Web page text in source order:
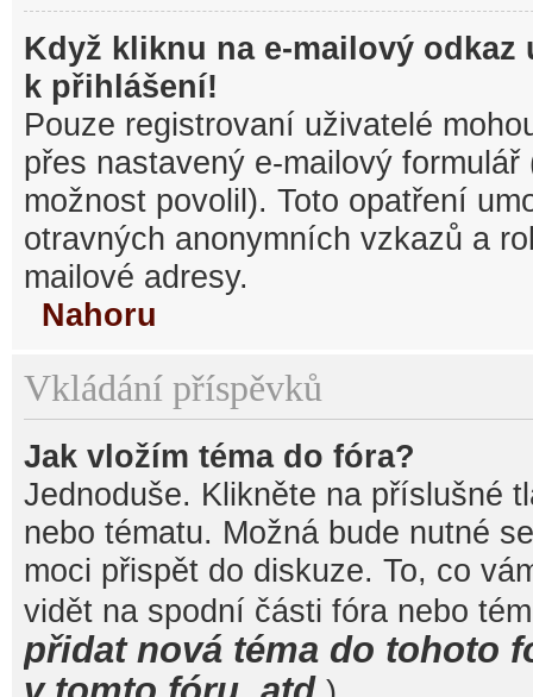
Když kliknu na e-mailový odkaz
k přihlášení!
Pouze registrovaní uživatelé
přes nastavený e-mailový
možnost povolil). Toto opatření
otravných anonymních vzkazů a
mailové adresy.
Nahoru
Vkládání příspěvků
Jak vložím téma do fóra?
Jednoduše. Klikněte na příslušné
nebo tématu. Možná bude nutné
moci přispět do diskuze. To, co
vidět na spodní části fóra nebo
přidat nová téma do tohoto